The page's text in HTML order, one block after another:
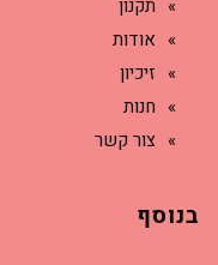
תקנון
אודות
זיכיון
חנות
צור קשר
בנוסף